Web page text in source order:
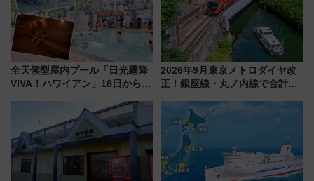
全天候型屋内プール「日光霧降
VIVA！ハワイアン」18日から営
ァミリーから大人まで幅広い世
代が一日中楽しる夏のリゾート
を楽しんで
2026年9月東京メトロダイヤ改
正！銀座線・丸ノ内線で合計